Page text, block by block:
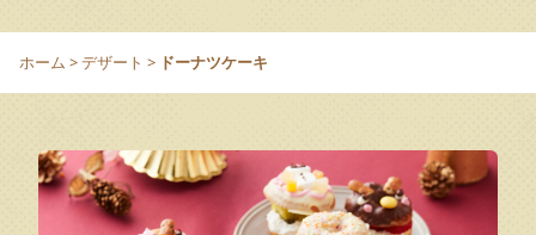
ホーム >デザート > ドーナツケーキ